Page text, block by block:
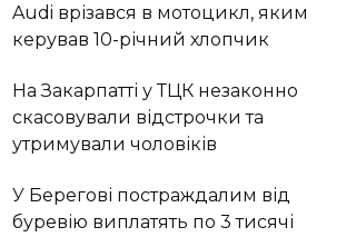
Audi врізався в мотоцикл, яким
керував 10-річний хлопчик
На Закарпатті у ТЦК незаконно
скасовували відстрочки та
утримували чоловіків
У Берегові постраждалим від
буревію виплатять по 3 тисячі